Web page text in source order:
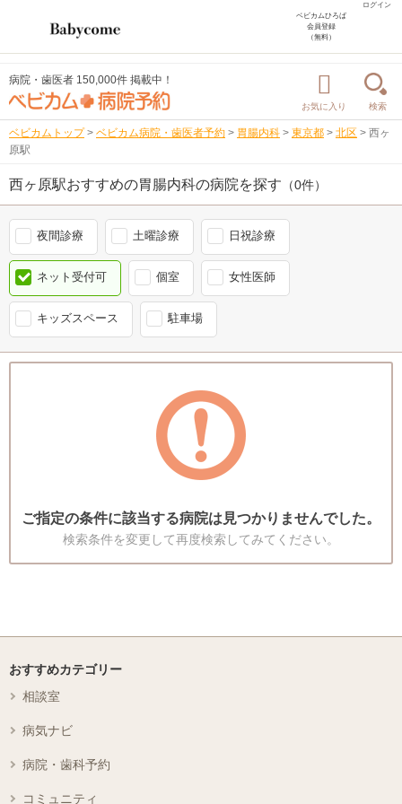
ログイン
ベビカムひろば
会員登録
（無料）
病院・歯医者 150,000件 掲載中！
お気に入り 検索
ベビカムトップ > ベビカム病院・歯医者予約 > 胃腸内科 > 東京都 > 北区 > 西ヶ
原駅
西ヶ原駅おすすめの胃腸内科の病院を探す （0件）
夜間診療 土曜診療 日祝診療
ネット受付可 個室 女性医師
キッズスペース 駐車場
ご指定の条件に該当する病院は見つかりませんでした。
検索条件を変更して再度検索してみてください。
おすすめカテゴリー
相談室
病気ナビ
病院・歯科予約
コミュニティ